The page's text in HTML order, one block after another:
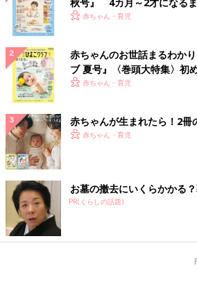
いっぱい！
赤ちゃん・育児
赤ちゃんのお世話まるわか
ブ 夏号』〈巻頭大特集〉初
く！ おっぱい・ミルクの基
赤ちゃん・育児
赤ちゃんが生まれたら！2冊
赤ちゃん・育児
お墓の撤去にいくらかかる
PR(くらしの話題)